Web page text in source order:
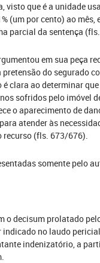
visto que é a unidade
(um por cento) ao
parcial da sentença
em sua peça
do segurado
é clara ao determinar
sofridos pelo imóvel
o aparecimento de
atender às
recurso (fls. 673/676).
somente pelo
o decisum prolatado
indicado no laudo
indenizatório, a